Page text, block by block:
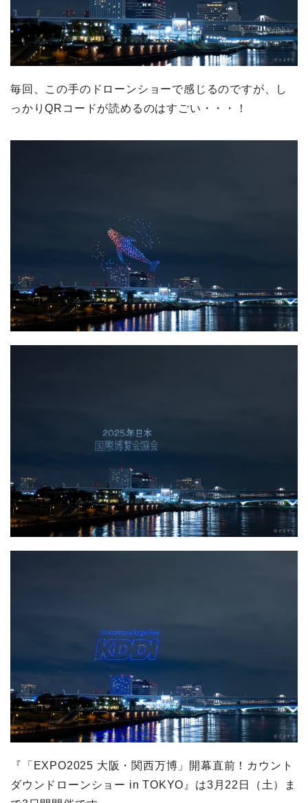
毎回、この手のドローンショーで感じるのですが、し
っかりQRコードが読めるのはすごい・・・！
『「EXPO2025 大阪・関西万博」開幕直前！カウント
ダウンドローンショー in TOKYO』は3月22日（土）ま